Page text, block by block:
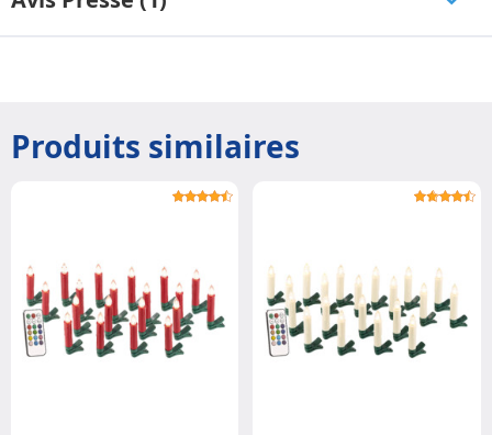
Produits similaires